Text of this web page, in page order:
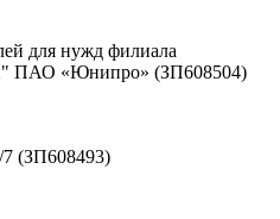
для нужд филиала
ПАО «Юнипро» (ЗП608504)
(ЗП608493)